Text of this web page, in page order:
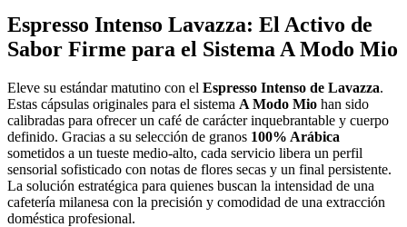
Espresso Intenso Lavazza: El Activo de
Sabor Firme para el Sistema A Modo Mio
Eleve su estándar matutino con el Espresso Intenso de Lavazza.
Estas cápsulas originales para el sistema A Modo Mio han sido
calibradas para ofrecer un café de carácter inquebrantable y cuerpo
definido. Gracias a su selección de granos 100% Arábica
sometidos a un tueste medio-alto, cada servicio libera un perfil
sensorial sofisticado con notas de flores secas y un final persistente.
La solución estratégica para quienes buscan la intensidad de una
cafetería milanesa con la precisión y comodidad de una extracción
doméstica profesional.